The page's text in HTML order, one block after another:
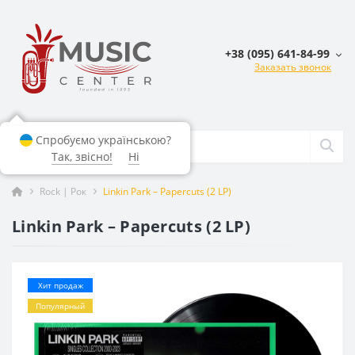
+38 (095) 641-84-99
Заказать звонок
Rock | Рок Linkin Park – Papercuts (2 LP)
Linkin Park – Papercuts (2 LP)
Хит продаж
Популярный
Спробуємо українською?
Так, звісно!
Ні